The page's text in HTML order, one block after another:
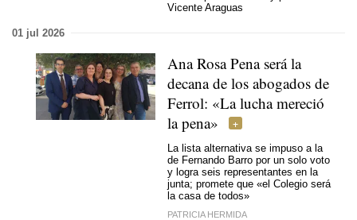
Vicente Araguas
01 jul 2026
Ana Rosa Pena será la
decana de los abogados de
Ferrol: «La lucha mereció
la pena»
La lista alternativa se impuso a la
de Fernando Barro por un solo voto
y logra seis representantes en la
junta; promete que «el Colegio será
la casa de todos»
PATRICIA HERMIDA